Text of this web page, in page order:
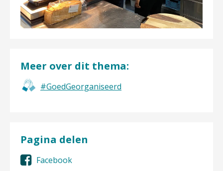
Meer over dit thema:
#GoedGeorganiseerd
Pagina delen
Facebook